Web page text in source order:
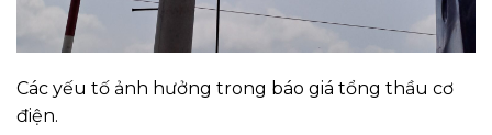
Các yếu tố ảnh hưởng trong báo giá tổng thầu cơ
điện.